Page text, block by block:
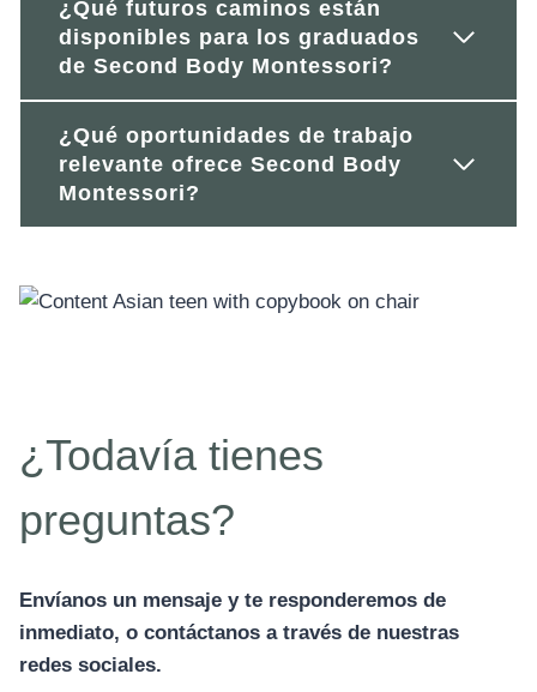
¿Qué futuros caminos están
disponibles para los graduados
de Second Body Montessori?
¿Qué oportunidades de trabajo
relevante ofrece Second Body
Montessori?
¿Todavía tienes
preguntas?
Envíanos un mensaje y te responderemos de
inmediato, o contáctanos a través de nuestras
redes sociales.